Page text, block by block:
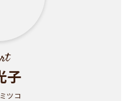
子
ツコ